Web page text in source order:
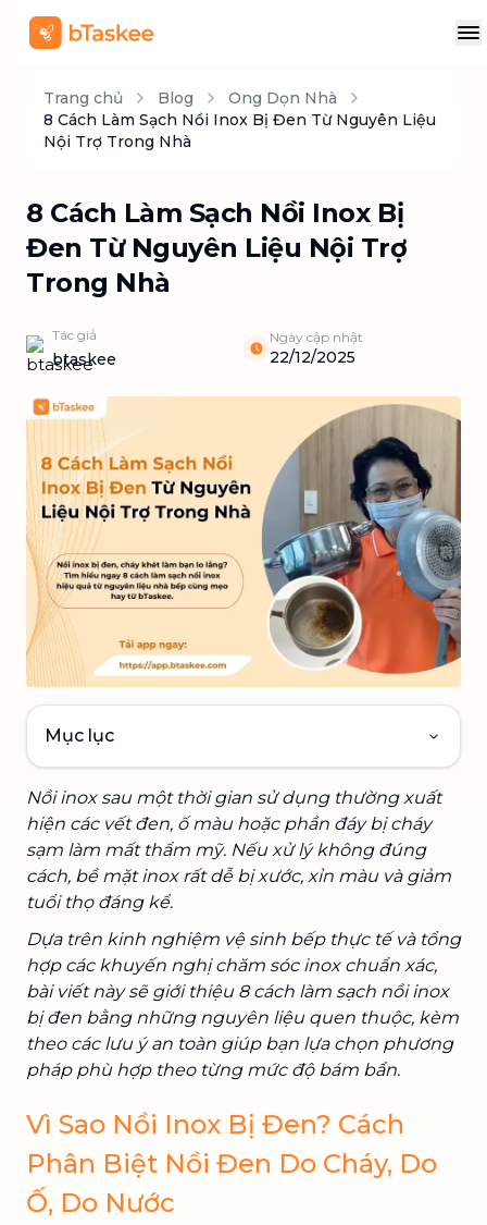
Trang chủ Blog
Ong Dọn Nhà
8 Cách Làm Sạch Nồi Inox Bị Đen Từ Nguyên Liệu
Nội Trợ Trong Nhà
8 Cách Làm Sạch Nồi Inox Bị
Đen Từ Nguyên Liệu Nội Trợ
Trong Nhà
Tác giả
btaskee
Ngày cập nhật
22/12/2025
Mục lục
Nồi inox sau một thời gian sử dụng thường xuất
hiện các vết đen, ố màu hoặc phần đáy bị cháy
sạm làm mất thẩm mỹ. Nếu xử lý không đúng
cách, bề mặt inox rất dễ bị xước, xỉn màu và giảm
tuổi thọ đáng kể.
Dựa trên kinh nghiệm vệ sinh bếp thực tế và tổng
hợp các khuyến nghị chăm sóc inox chuẩn xác,
bài viết này sẽ giới thiệu 8 cách làm sạch nồi inox
bị đen bằng những nguyên liệu quen thuộc, kèm
theo các lưu ý an toàn giúp bạn lựa chọn phương
pháp phù hợp theo từng mức độ bám bẩn.
Vì Sao Nồi Inox Bị Đen? Cách
Phân Biệt Nồi Đen Do Cháy, Do
Ố, Do Nước